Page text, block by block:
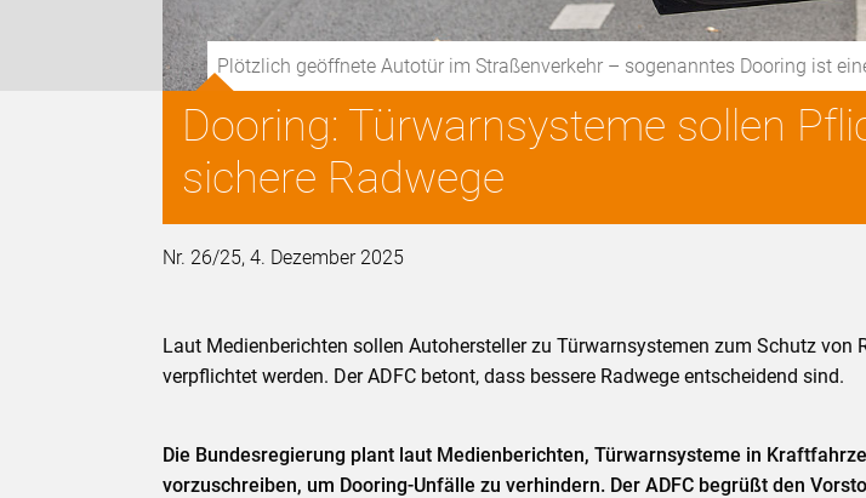
Plötzlich geöffnete Autotür im Straßenverkehr – sogenanntes Dooring ist
Dooring: Türwarnsysteme sollen
sichere Radwege
Nr. 26/25, 4. Dezember 2025
Laut Medienberichten sollen Autohersteller zu Türwarnsystemen zum Schutz von
verpflichtet werden. Der ADFC betont, dass bessere Radwege entscheidend sind.
Die Bundesregierung plant laut Medienberichten, Türwarnsysteme in
vorzuschreiben, um Dooring-Unfälle zu verhindern. Der ADFC begrüßt den